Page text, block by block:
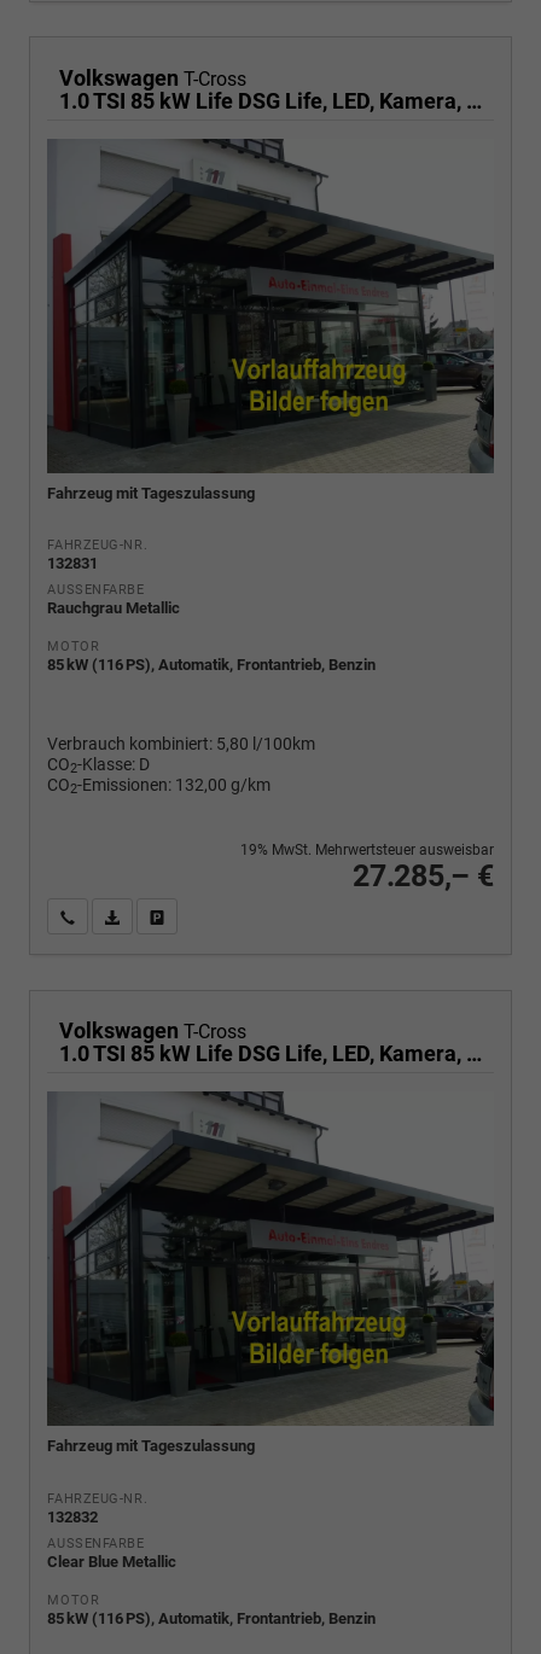
Volkswagen T-Cross
1.0 TSI 85 kW Life DSG Life, LED, Kamera, ACC, Side, Winter, 17-Zoll
Fahrzeug mit Tageszulassung
FAHRZEUG-NR.
132831
AUSSENFARBE
Rauchgrau Metallic
MOTOR
85 kW (116 PS), Automatik, Frontantrieb, Benzin
Verbrauch kombiniert: 5,80 l/100km
CO2-Klasse: D
CO2-Emissionen: 132,00 g/km
27.285,– €
19% MwSt. Mehrwertsteuer ausweisbar
Wir rufen Sie anPDF-Fahrzeugexposé drucken
Volkswagen T-Cross
1.0 TSI 85 kW Life DSG Life, LED, Kamera, ACC, Side, Winter, 17-Zoll
Fahrzeug mit Tageszulassung
FAHRZEUG-NR.
132832
AUSSENFARBE
Clear Blue Metallic
MOTOR
85 kW (116 PS), Automatik, Frontantrieb, Benzin